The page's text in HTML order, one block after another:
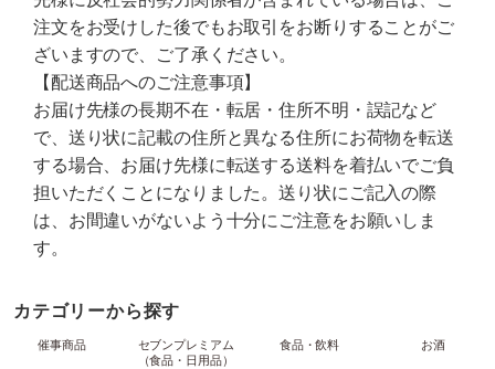
注文をお受けした後でもお取引をお断りすることがご
ざいますので、ご了承ください。
【配送商品へのご注意事項】
お届け先様の長期不在・転居・住所不明・誤記など
で、送り状に記載の住所と異なる住所にお荷物を転送
する場合、お届け先様に転送する送料を着払いでご負
担いただくことになりました。送り状にご記入の際
は、お間違いがないよう十分にご注意をお願いしま
す。
カテゴリーから探す
催事商品
セブンプレミアム
（食品・日用品）
食品・飲料 お酒